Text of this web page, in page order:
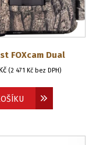
FOXcam Dual
(2 471Kč bez DPH)